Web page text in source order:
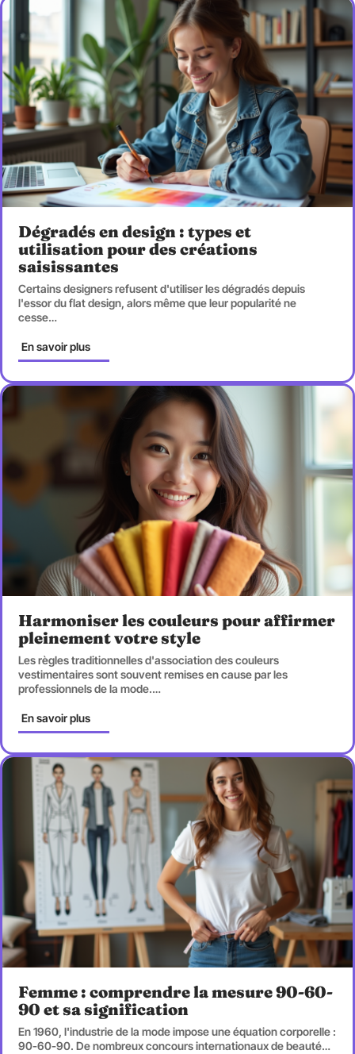
Dégradés en design : types et
utilisation pour des créations
saisissantes
Certains designers refusent d'utiliser les dégradés depuis
l'essor du flat design, alors même que leur popularité ne
cesse…
En savoir plus
Harmoniser les couleurs pour affirmer
pleinement votre style
Les règles traditionnelles d'association des couleurs
vestimentaires sont souvent remises en cause par les
professionnels de la mode.…
En savoir plus
Femme : comprendre la mesure 90-60-
90 et sa signification
En 1960, l'industrie de la mode impose une équation corporelle :
90-60-90. De nombreux concours internationaux de beauté…